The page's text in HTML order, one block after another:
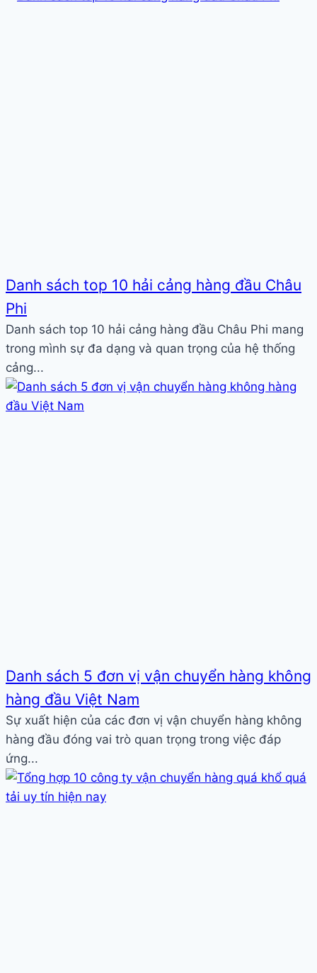
Danh sách top 10 hải cảng hàng đầu Châu
Phi
Danh sách top 10 hải cảng hàng đầu Châu Phi mang
trong mình sự đa dạng và quan trọng của hệ thống
cảng...
Danh sách 5 đơn vị vận chuyển hàng không
hàng đầu Việt Nam
Sự xuất hiện của các đơn vị vận chuyển hàng không
hàng đầu đóng vai trò quan trọng trong việc đáp
ứng...